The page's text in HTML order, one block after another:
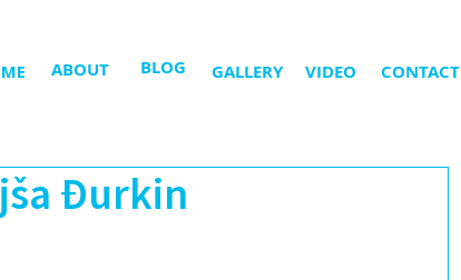
ABOUT BLOG GALLERY VIDEO CONTACT
Đurkin